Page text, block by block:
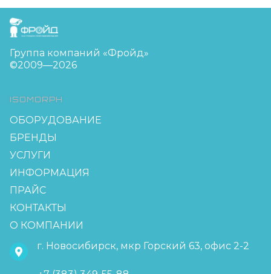
FreudGroup
Группа компаний «Фройд»
©2009—2026
ISOMORPH
ОБОРУДОВАНИЕ
БРЕНДЫ
УСЛУГИ
ИНФОРМАЦИЯ
ПРАЙС
КОНТАКТЫ
О КОМПАНИИ
г. Новосибирск, мкр Горский 63, офис 2-2